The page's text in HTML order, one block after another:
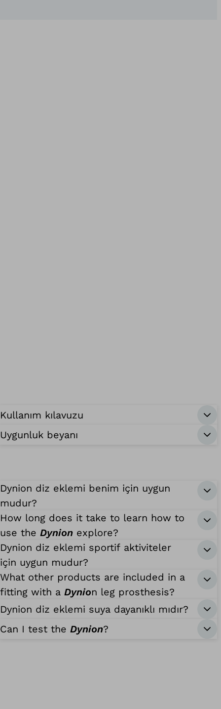
Kullanım kılavuzu
Uygunluk beyanı
Dynion diz eklemi benim için uygun
mudur?
How long does it take to learn how to
use the Dynion explore?
Dynion diz eklemi sportif aktiviteler
için uygun mudur?
What other products are included in a
fitting with a Dynion leg prosthesis?
Dynion diz eklemi suya dayanıklı mıdır?
Can I test the Dynion?